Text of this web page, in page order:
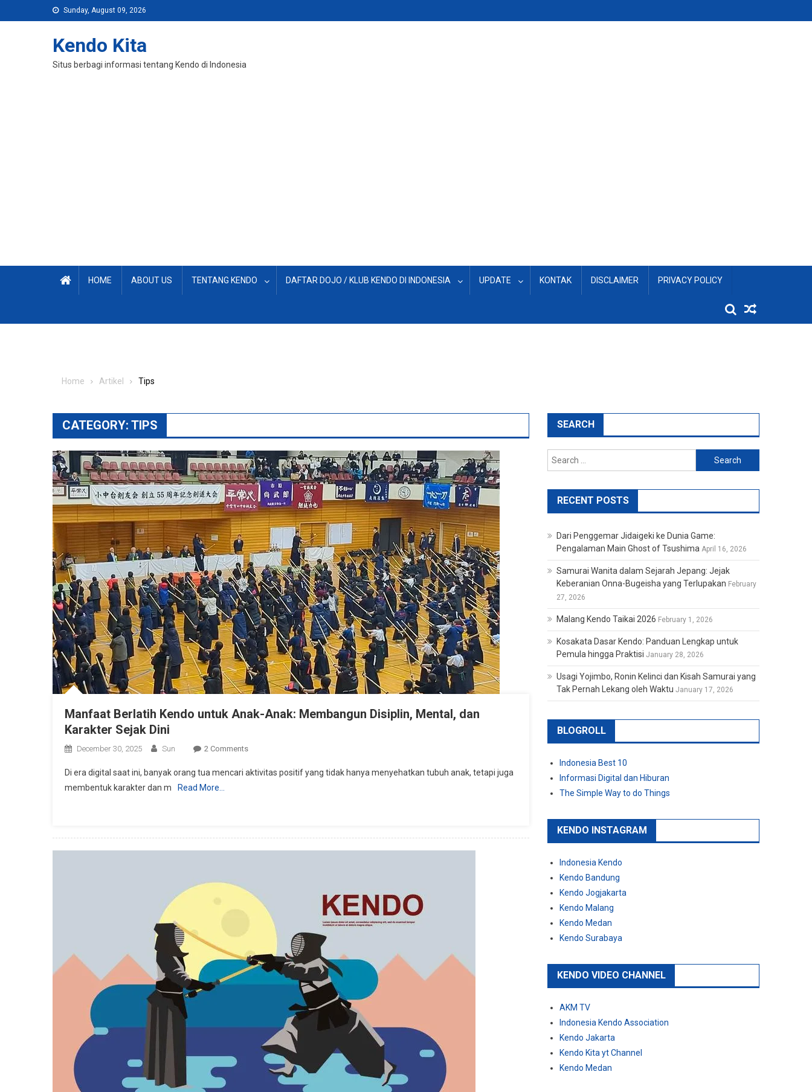
to
Sunday, August 09, 2026
Kendo Kita
Situs berbagi informasi tentang Kendo di Indonesia
HOME ABOUT US TENTANG KENDO DAFTAR DOJO / KLUB KENDO DI INDONESIA UPDATE KONTAK DISCLAIMER PRIVACY POLICY
Home Artikel Tips
CATEGORY: TIPS
Manfaat Berlatih Kendo untuk Anak-Anak: Membangun Disiplin, Mental, dan
Karakter Sejak Dini
December 30, 2025 Sun 2 CommentsOn
Berlatih
Karakter
Di era digital saat ini, banyak orang tua mencari aktivitas positif yang tidak hanya menyehatkan tubuh anak, tetapi juga
membentuk karakter dan m
Read More…
SEARCH
Search
for:
RECENT POSTS
Dari Penggemar Jidaigeki ke Dunia Game:
Pengalaman Main Ghost of Tsushima April 16, 2026
Samurai Wanita dalam Sejarah Jepang: Jejak
Keberanian Onna-Bugeisha yang Terlupakan February
27, 2026
Malang Kendo Taikai 2026 February 1, 2026
Kosakata Dasar Kendo: Panduan Lengkap untuk
Pemula hingga Praktisi January 28, 2026
Usagi Yojimbo, Ronin Kelinci dan Kisah Samurai yang
Tak Pernah Lekang oleh Waktu January 17, 2026
BLOGROLL
Indonesia Best 10
Informasi Digital dan Hiburan
The Simple Way to do Things
KENDO INSTAGRAM
Indonesia Kendo
Kendo Bandung
Kendo Jogjakarta
Kendo Malang
Kendo Medan
Kendo Surabaya
KENDO VIDEO CHANNEL
AKM TV
Indonesia Kendo Association
Kendo Jakarta
Kendo Kita yt Channel
Kendo Medan